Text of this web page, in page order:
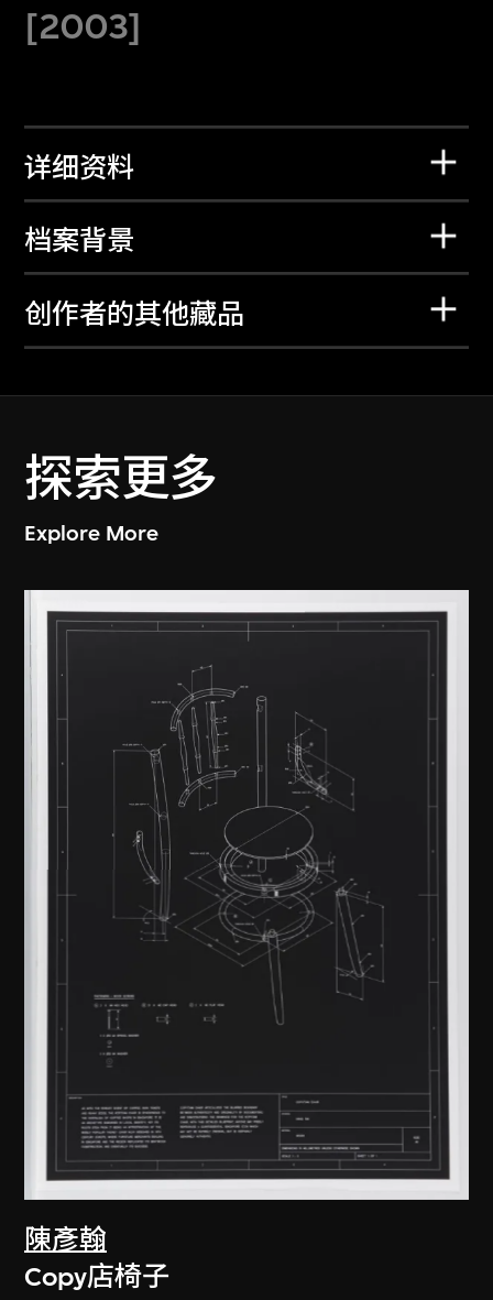
[2003]
详细资料
档案背景
创作者的其他藏品
探索更多
Explore More
陳彥翰
Copy店椅子